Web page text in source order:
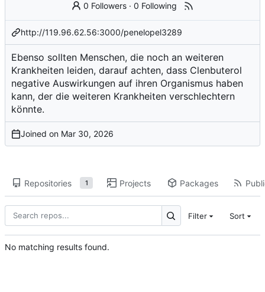
0 Followers ·0 Following
http://119.96.62.56:3000/penelopel3289
Ebenso sollten Menschen, die noch an weiteren
Krankheiten leiden, darauf achten, dass Clenbuterol
negative Auswirkungen auf ihren Organismus haben
kann, der die weiteren Krankheiten verschlechtern
könnte.
Joined on
Repositories 1 Projects Packages
Filter Sort
No matching results found.